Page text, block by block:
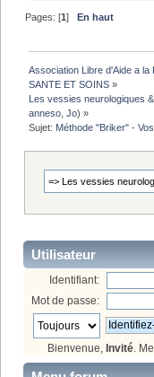
Pages: [1]En haut
Association Libre d'Aide a
SANTE ET SOINS »
Les vessies neurologiques
anneso ,Jo) »
Sujet: Méthode "Briker" -
Utilisateur
Identifiant:
Mot de passe:
Bienvenue, Invité .